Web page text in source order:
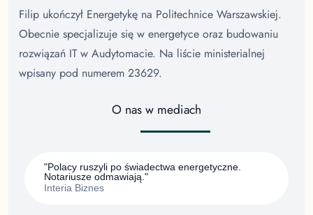
Filip ukończył Energetykę na Politechnice Warszawskiej.
Obecnie specjalizuje się w energetyce oraz budowaniu
rozwiązań IT w Audytomacie. Na liście ministerialnej
wpisany pod numerem 23629.
O nas w mediach
"Polacy ruszyli po świadectwa energetyczne.
Notariusze odmawiają."
Interia Biznes